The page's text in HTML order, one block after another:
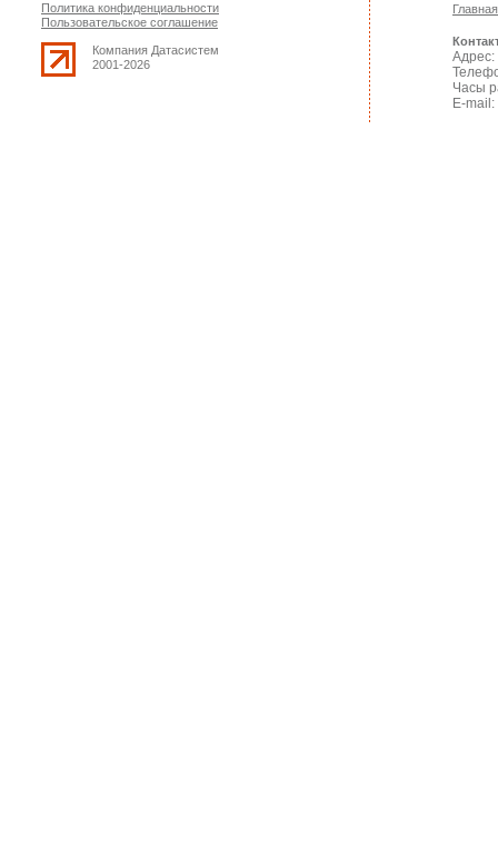
Политика конфиденциальности
Пользовательское соглашение
Компания Датасистем
2001-2026
Главная
Адрес:
Часы
E-mail: